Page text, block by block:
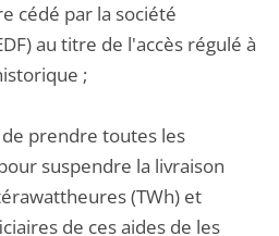
cédé par la société
au titre de l'accès régulé à
;
prendre toutes les
suspendre la livraison
(TWh) et
de ces aides de les